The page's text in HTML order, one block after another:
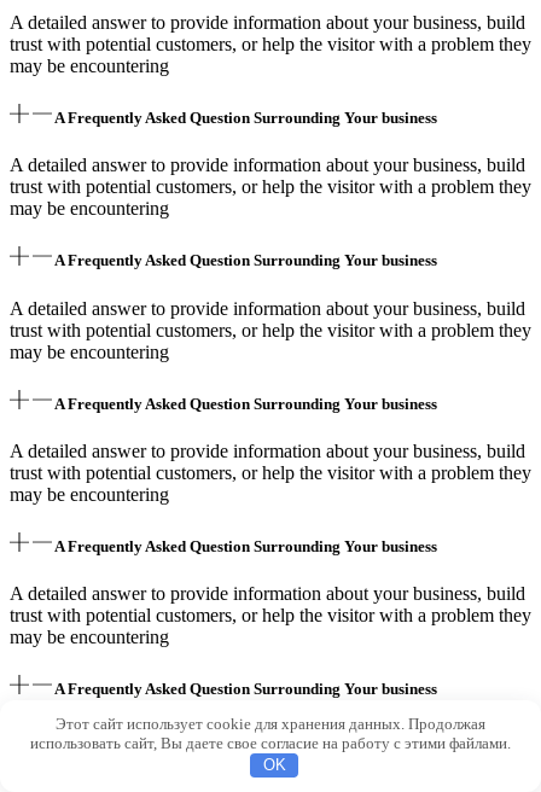
A detailed answer to provide information about your business, build
trust with potential customers, or help the visitor with a problem they
may be encountering
A Frequently Asked Question Surrounding Your business
A detailed answer to provide information about your business, build
trust with potential customers, or help the visitor with a problem they
may be encountering
A Frequently Asked Question Surrounding Your business
A detailed answer to provide information about your business, build
trust with potential customers, or help the visitor with a problem they
may be encountering
A Frequently Asked Question Surrounding Your business
A detailed answer to provide information about your business, build
trust with potential customers, or help the visitor with a problem they
may be encountering
A Frequently Asked Question Surrounding Your business
A detailed answer to provide information about your business, build
trust with potential customers, or help the visitor with a problem they
may be encountering
A Frequently Asked Question Surrounding Your business
A detailed answer to provide information about your business, build
trust with potential customers, or help the visitor with a problem they
Этот сайт использует cookie для хранения данных. Продолжая
использовать сайт, Вы даете свое согласие на работу с этими файлами.
OK